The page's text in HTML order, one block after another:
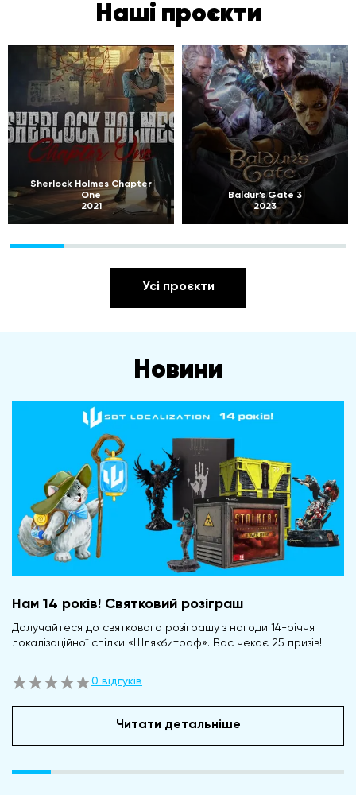
Наші проєкти
Sherlock Holmes Chapter
One
2021
Baldur’s Gate 3
2023
Усі проєкти
Новини
Нам 14 років! Святковий розіграш
Долучайтеся до святкового розіграшу з нагоди 14-річчя
локалізаційної спілки «Шлякбитраф». Вас чекає 25 призів!
0 відгуків
Читати детальніше